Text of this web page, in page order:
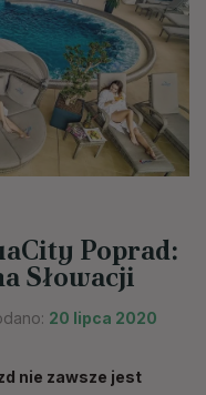
Poprad:
Słowacji
20 lipca 2020
nie zawsze jest